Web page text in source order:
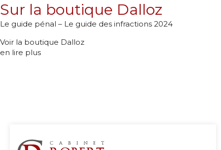
Sur la boutique Dalloz
Le guide pénal – Le guide des infractions 2024
Voir la boutique Dalloz
en lire plus